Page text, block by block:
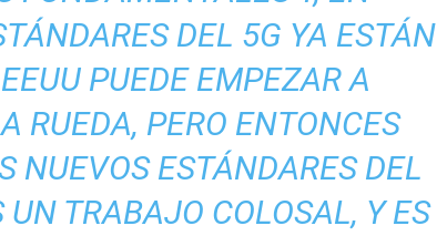
DEL 5G YA ESTÁN
PUEDE EMPEZAR A
RUEDA, PERO ENTONCES
NUEVOS ESTÁNDARES DEL
UN TRABAJO COLOSAL, Y ES